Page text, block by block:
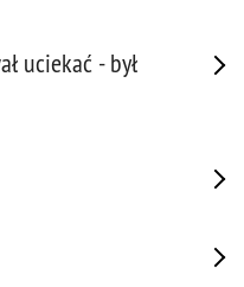
uciekać - był